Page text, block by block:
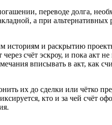
переводе долга,
а при альтернативных
и раскрытию
счёт эскроу, и пока
вписывать в акт, как
их до сделки или чётко
кто и за чей счёт